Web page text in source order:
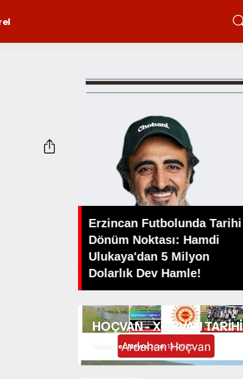
tekli.
Erzincan Futbolunda Tarihi
Dönüm Noktası: Hamdi
Ulukaya'dan 5 Milyon
Dolarlık Dev Hamle!
HOÇVAN - XOÇVAN TARİHİ
Haberler NewsOcak 13, 2025